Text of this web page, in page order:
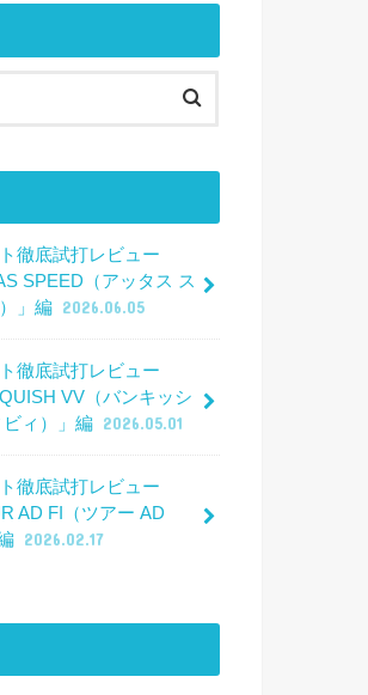
徹底試打レビュー
SPEED（アッタス ス
」編 2026.06.05
徹底試打レビュー
VV（バンキッシ
ビィ）」編 2026.05.01
徹底試打レビュー
AD FI（ツアー AD
2026.02.17